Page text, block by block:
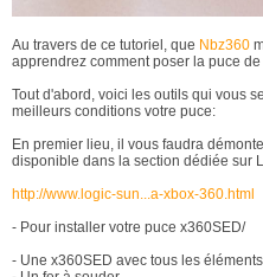
Au travers de ce tutoriel, que Nbz360
apprendrez comment poser la puce
Tout d'abord, voici les outils qui vous
meilleurs conditions votre puce:
En premier lieu, il vous faudra
disponible dans la section dédiée sur
http://www.logic-sun...a-xbox-360.html
- Pour installer votre puce x360SED/
- Une x360SED avec tous les